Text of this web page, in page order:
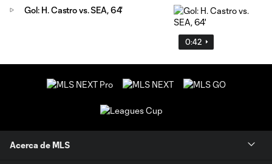
0:42
Gol: H. Castro vs. SEA, 64'
Acerca de MLS